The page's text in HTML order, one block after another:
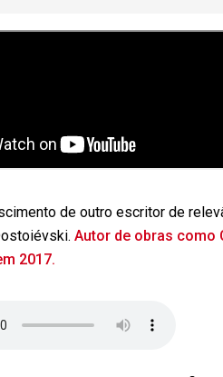
de outro escritor de
Autor de obras como
2017.